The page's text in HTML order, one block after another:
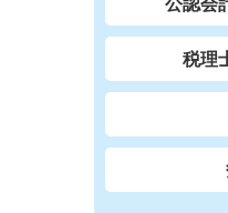
税理